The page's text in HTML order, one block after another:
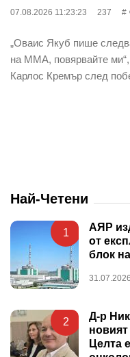
07.08.2026 11:23:23 237
„Оваис Якуб пише
на ММА, повярвайте
Карлос Кремър след
Най-Четени
1
АЯР
от
блок
2
Д-р
Целта